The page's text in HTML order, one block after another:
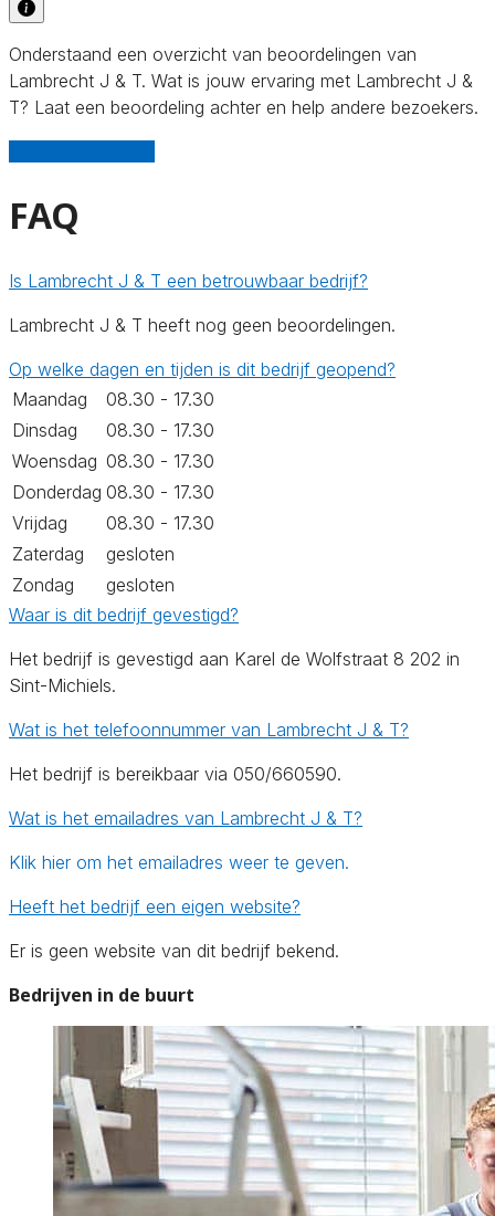
Onderstaand een overzicht van beoordelingen van
Lambrecht J & T. Wat is jouw ervaring met Lambrecht J &
T? Laat een beoordeling achter en help andere bezoekers.
FAQ
Is Lambrecht J & T een betrouwbaar bedrijf?
Lambrecht J & T heeft nog geen beoordelingen.
Op welke dagen en tijden is dit bedrijf geopend?
Maandag
08.30 - 17.30
Dinsdag
08.30 - 17.30
Woensdag 08.30 - 17.30
Donderdag 08.30 - 17.30
Vrijdag
08.30 - 17.30
Zaterdag
gesloten
Zondag
gesloten
Waar is dit bedrijf gevestigd?
Het bedrijf is gevestigd aan Karel de Wolfstraat 8 202 in
Sint-Michiels.
Wat is het telefoonnummer van Lambrecht J & T?
Het bedrijf is bereikbaar via 050/660590.
Wat is het emailadres van Lambrecht J & T?
Klik hier om het emailadres weer te geven.
Heeft het bedrijf een eigen website?
Er is geen website van dit bedrijf bekend.
Bedrijven in de buurt